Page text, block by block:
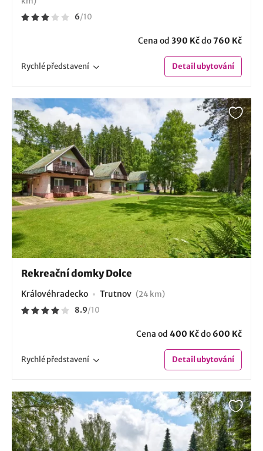
6/10
Cena od 390 Kčdo760 Kč
Rychlépředstavení Detailubytování
Rekreační domky Dolce
Královéhradecko Trutnov (24 km)
8.9/10
Cena od 400 Kčdo 600 Kč
Rychlépředstavení Detailubytování